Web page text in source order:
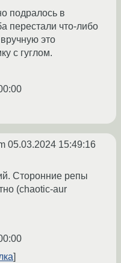
подралось в
перестали что-либо
это
с гуглом.
05.03.2024 15:49:16
Сторонние репы
(chaotic-aur